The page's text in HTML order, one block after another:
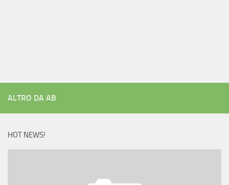
ALTRO DA AB
HOT NEWS!